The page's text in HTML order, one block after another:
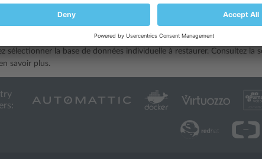
les dumps individuels dans toute base de données du même type
en savoir plus, consultez la section
Exporter et importer les dumps de
une base de données d’une sauvegarde d’un abonnement
sélectionner la base de données individuelle à restaurer. Consultez la
savoir plus.